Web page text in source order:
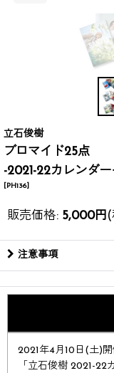
立石俊樹
ブロマイド25点
-2021-22カレンダ
[PH136]
販売価格: 5,000円
注意事項
2021年4月10日(土)開
「立石俊樹 2021-